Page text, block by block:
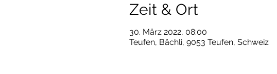
Zeit & Ort
30. März 2022, 08:00
Teufen, Bächli, 9053 Teufen, Schweiz